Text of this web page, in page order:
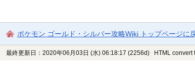
ポケモン ゴールド・シルバー攻略Wiki トップページに
最終更新日：2020年06月03日 (水) 06:18:17 (2256d) HTML convert